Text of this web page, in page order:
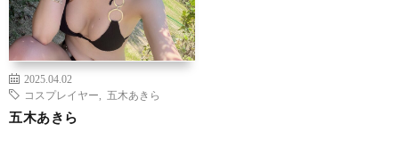
2025.04.02
コスプレイヤー
五木あきら
五木あきら